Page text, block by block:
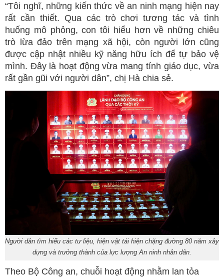
“Tôi nghĩ, những kiến thức về an ninh mạng hiện nay
rất cần thiết. Qua các trò chơi tương tác và tình
huống mô phỏng, con tôi hiểu hơn về những chiêu
trò lừa đảo trên mạng xã hội, còn người lớn cũng
được cập nhật nhiều kỹ năng hữu ích để tự bảo vệ
mình. Đây là hoạt động vừa mang tính giáo dục, vừa
rất gần gũi với người dân”, chị Hà chia sẻ.
Người dân tìm hiểu các tư liệu, hiện vật tái hiện chặng đường 80 năm xây
dựng và trưởng thành của lực lượng An ninh nhân dân.
Theo Bộ Công an, chuỗi hoạt động nhằm lan tỏa